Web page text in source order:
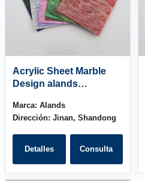
Acrylic Sheet Marble
Design alands
color,size,thickness
Marca: Alands
Dirección: Jinan, Shandong
Detalles Consulta